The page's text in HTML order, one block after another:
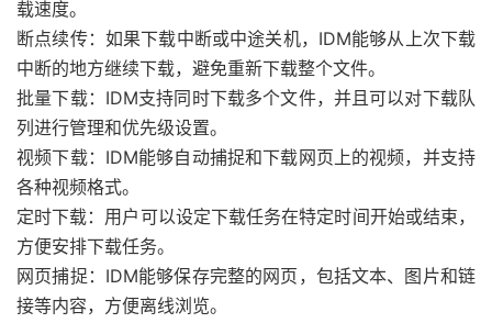
载速度。
断点续传：如果下载中断或中途关机，IDM能够从上次下载
中断的地方继续下载，避免重新下载整个文件。
批量下载：IDM支持同时下载多个文件，并且可以对下载队
列进行管理和优先级设置。
视频下载：IDM能够自动捕捉和下载网页上的视频，并支持
各种视频格式。
定时下载：用户可以设定下载任务在特定时间开始或结束，
方便安排下载任务。
网页捕捉：IDM能够保存完整的网页，包括文本、图片和链
接等内容，方便离线浏览。